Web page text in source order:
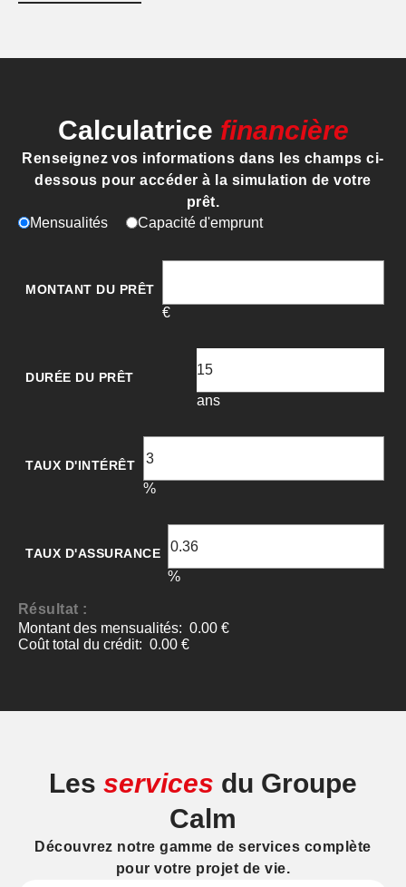
Calculatrice financière
Renseignez vos informations dans les champs ci-
dessous pour accéder à la simulation de votre
prêt.
Les services du Groupe
Calm
Découvrez notre gamme de services complète
pour votre projet de vie.